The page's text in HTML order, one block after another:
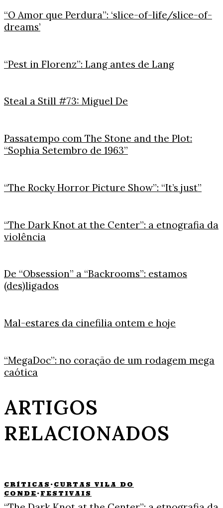
“O Amor que Perdura”: ‘slice-of-life/slice-of-
dreams’
“Pest in Florenz”: Lang antes de Lang
Steal a Still #73: Miguel De
Passatempo com The Stone and the Plot:
“Sophia Setembro de 1963”
“The Rocky Horror Picture Show”: “It’s just”
“The Dark Knot at the Center”: a etnografia da
violência
De “Obsession” a “Backrooms”: estamos
(des)ligados
Mal-estares da cinefilia ontem e hoje
“MegaDoc”: no coração de um rodagem mega
caótica
ARTIGOS
RELACIONADOS
CRÍTICAS · CURTAS VILA DO
CONDE · FESTIVAIS